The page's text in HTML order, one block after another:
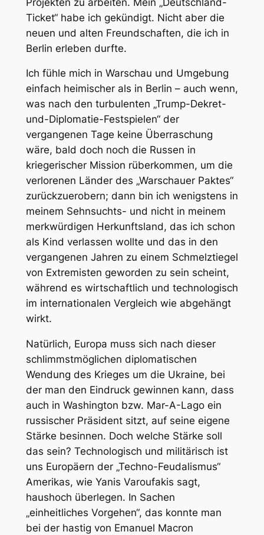
Ticket“ habe ich gekündigt. Nicht aber die
neuen und alten Freundschaften, die ich in
Berlin erleben durfte.
Ich fühle mich in Warschau und Umgebung
einfach heimischer als in Berlin – auch wenn,
was nach den turbulenten „Trump-Dekret-
und-Diplomatie-Festspielen“ der
vergangenen Tage keine Überraschung
wäre, bald doch noch die Russen in
kriegerischer Mission rüberkommen, um die
verlorenen Länder des „Warschauer Paktes“
zurückzuerobern; dann bin ich wenigstens in
meinem Sehnsuchts- und nicht in meinem
merkwürdigen Herkunftsland, das ich schon
als Kind verlassen wollte und das in den
vergangenen Jahren zu einem Schmelztiegel
von Extremisten geworden zu sein scheint,
während es wirtschaftlich und technologisch
im internationalen Vergleich wie abgehängt
wirkt.
Natürlich, Europa muss sich nach dieser
schlimmstmöglichen diplomatischen
Wendung des Krieges um die Ukraine, bei
der man den Eindruck gewinnen kann, dass
auch in Washington bzw. Mar-A-Lago ein
russischer Präsident sitzt, auf seine eigene
Stärke besinnen. Doch welche Stärke soll
das sein? Technologisch und militärisch ist
uns Europäern der „Techno-Feudalismus“
Amerikas, wie Yanis Varoufakis sagt,
haushoch überlegen. In Sachen
„einheitliches Vorgehen“, das konnte man
bei der hastig von Emanuel Macron